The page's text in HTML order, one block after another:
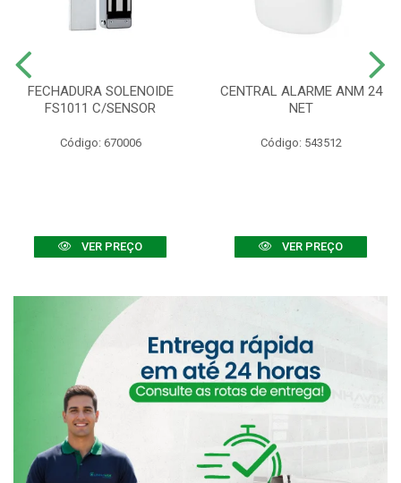
FECHADURA SOLENOIDE
FS1011 C/SENSOR
Código: 670006
VER PREÇO
CENTRAL ALARME ANM 24
NET
Código: 543512
VER PREÇO